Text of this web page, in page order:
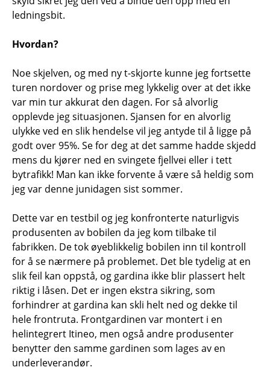
ledningsbit.
Hvordan?
Noe skjelven, og med ny t-skjorte kunne jeg fortsette
turen nordover og prise meg lykkelig over at det ikke
var min tur akkurat den dagen. For så alvorlig
opplevde jeg situasjonen. Sjansen for en alvorlig
ulykke ved en slik hendelse vil jeg antyde til å ligge på
godt over 95%. Se for deg at det samme hadde skjedd
mens du kjører ned en svingete fjellvei eller i tett
bytrafikk! Man kan ikke forvente å være så heldig som
jeg var denne junidagen sist sommer.
Dette var en testbil og jeg konfronterte naturligvis
produsenten av bobilen da jeg kom tilbake til
fabrikken. De tok øyeblikkelig bobilen inn til kontroll
for å se nærmere på problemet. Det ble tydelig at en
slik feil kan oppstå, og gardina ikke blir plassert helt
riktig i låsen. Det er ingen ekstra sikring, som
forhindrer at gardina kan skli helt ned og dekke til
hele frontruta. Frontgardinen var montert i en
helintegrert Itineo, men også andre produsenter
benytter den samme gardinen som lages av en
underleverandør.